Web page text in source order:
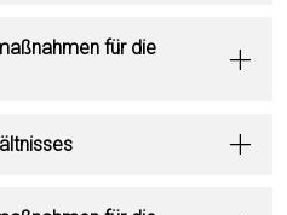
für die